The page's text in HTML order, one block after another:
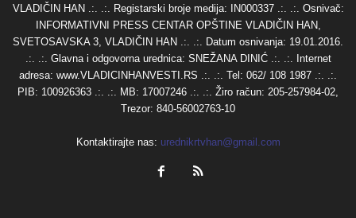
VLADIČIN HAN .:. .:. Registarski broje medija: IN000337 .:. .:. Osnivač:
INFORMATIVNI PRESS CENTAR OPŠTINE VLADIČIN HAN,
SVETOSAVSKA 3, VLADIČIN HAN .:. .:. Datum osnivanja: 19.01.2016.
.:. .:. Glavna i odgovorna urednica: SNEŽANA DINIĆ .:. .:. Internet
adresa: www.VLADICINHANVESTI.RS .:. .:. Tel: 062/ 108 1987 .:. .:.
PIB: 100926363 .:. .:. MB: 17007246 .:. .:. Žiro račun: 205-257984-02,
Trezor: 840-56002763-10
Kontaktirajte nas: urednikrtvhan@gmail.com